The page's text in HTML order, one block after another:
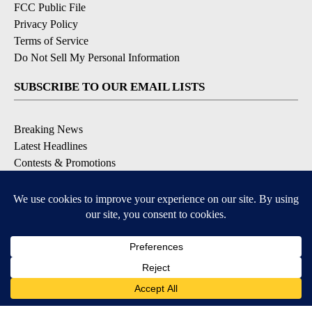
FCC Public File
Privacy Policy
Terms of Service
Do Not Sell My Personal Information
SUBSCRIBE TO OUR EMAIL LISTS
Breaking News
Latest Headlines
Contests & Promotions
DOWNLOAD OUR APPS
Available for iOS and Android